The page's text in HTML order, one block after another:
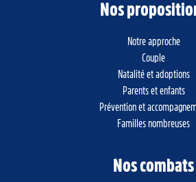
Nos
Notre approche
Couple
Natalité et adoptions
Parents et enfants
Prévention et
Familles nombreuses
Nos combats